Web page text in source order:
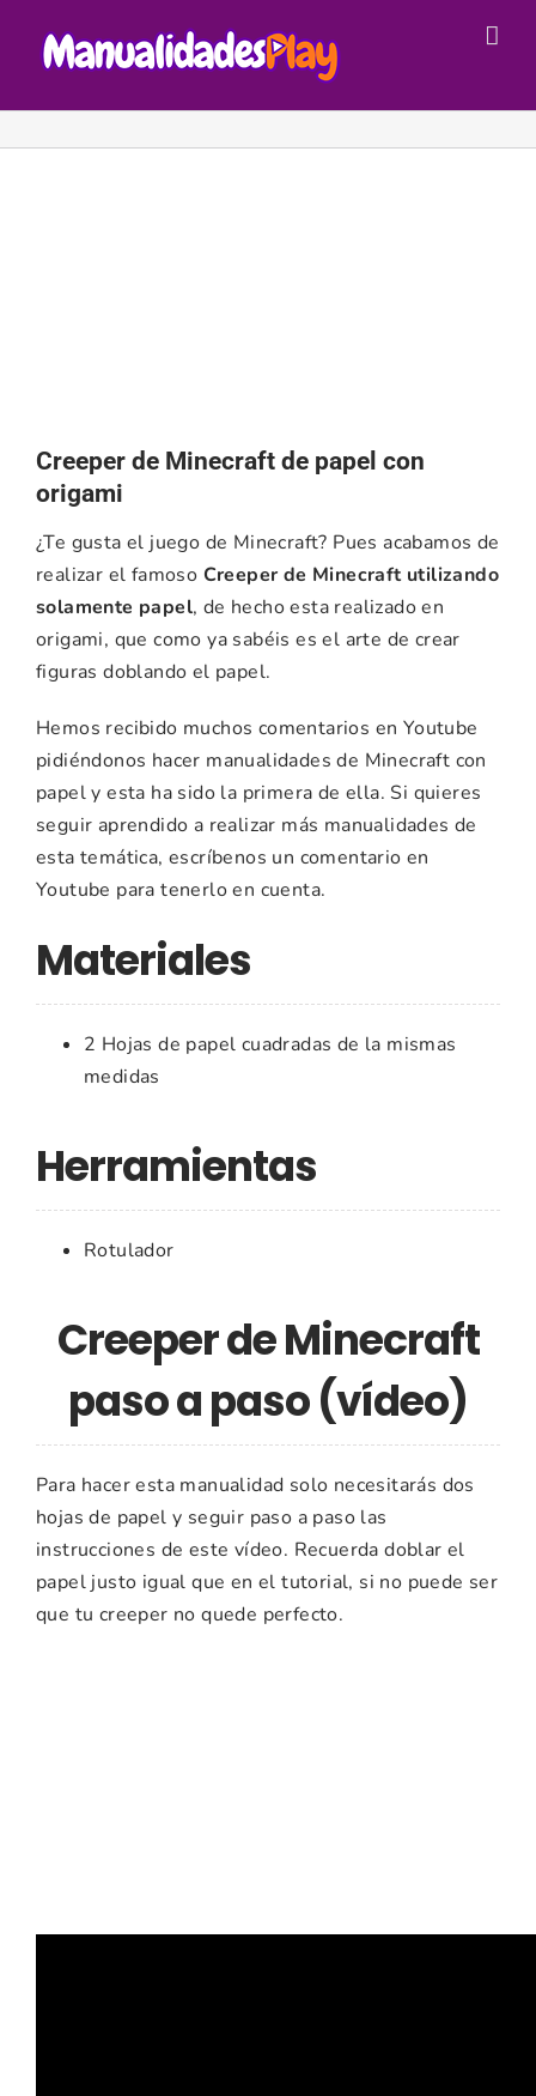
contenido
Creeper de Minecraft de papel con
origami
¿Te gusta el juego de Minecraft? Pues acabamos de
realizar el famoso Creeper de Minecraft utilizando
solamente papel, de hecho esta realizado en
origami, que como ya sabéis es el arte de crear
figuras doblando el papel.
Hemos recibido muchos comentarios en Youtube
pidiéndonos hacer manualidades de Minecraft con
papel y esta ha sido la primera de ella. Si quieres
seguir aprendido a realizar más manualidades de
esta temática, escríbenos un comentario en
Youtube para tenerlo en cuenta.
Materiales
2 Hojas de papel cuadradas de la mismas
medidas
Herramientas
Rotulador
Creeper de Minecraft
paso a paso (vídeo)
Para hacer esta manualidad solo necesitarás dos
hojas de papel y seguir paso a paso las
instrucciones de este vídeo. Recuerda doblar el
papel justo igual que en el tutorial, si no puede ser
que tu creeper no quede perfecto.